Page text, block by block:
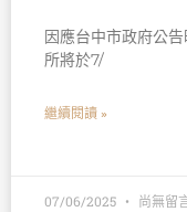
因應台中市政府公
所將於7/
繼續閱讀 »
07/06/2025 尚無留